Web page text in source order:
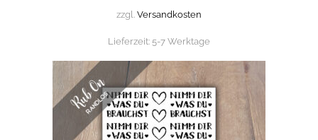
zzgl. Versandkosten
Lieferzeit: 5-7 Werktage